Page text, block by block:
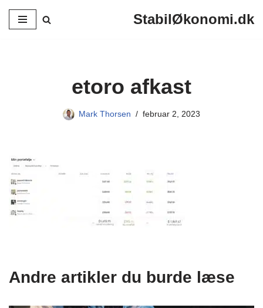
Spring
StabilØkonomi.dk
etoro afkast
Mark Thorsen februar 2, 2023
Andre artikler du burde læse